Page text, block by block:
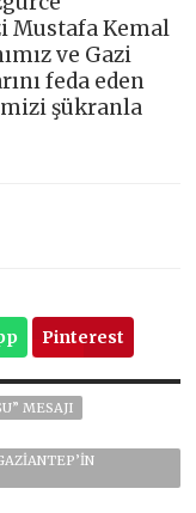
Mustafa Kemal
ve Gazi
feda eden
şükranla
Pinterest
MESAJI